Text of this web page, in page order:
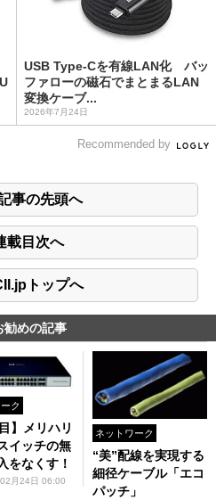
USB Type-Cを有線LAN化 バッ
ファローの磁石でまとまるLAN
変換ケーブ...
2026年7月24日
Recommended by
事の先頭へ
載目次へ
トップへ
勧めの記事
ク
】メリハリ
イッチの無
をなくす！
月24日 06:00
ネットワーク
“美”配線を実現する
細径ケーブル「エコ
パッチ」